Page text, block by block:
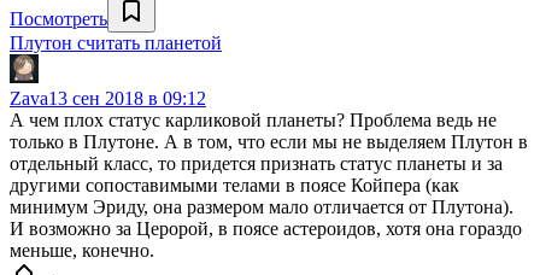
Посмотреть
Плутон считать планетой
Zava13 сен 2018 в 09:12
А чем плох статус карликовой планеты? Проблема ведь не
только в Плутоне. А в том, что если мы не выделяем Плутон в
отдельный класс, то придется признать статус планеты и за
другими сопоставимыми телами в поясе Койпера (как
минимум Эриду, она размером мало отличается от Плутона).
И возможно за Церорой, в поясе астероидов, хотя она гораздо
меньше, конечно.